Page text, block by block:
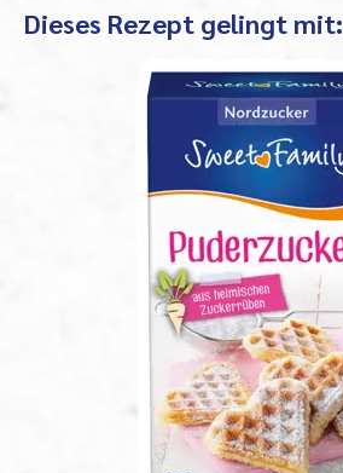
Dieses Rezept gelingt mit: